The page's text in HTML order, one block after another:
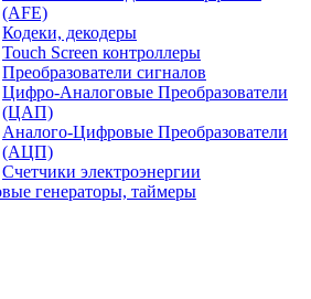
(AFE)
Кодеки, декодеры
Touch Screen контроллеры
Преобразователи сигналов
Цифро-Аналоговые Преобразователи
(ЦАП)
Аналого-Цифровые Преобразователи
(АЦП)
Счетчики электроэнергии
генераторы, таймеры